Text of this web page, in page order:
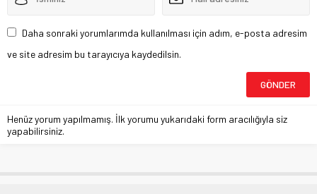
Daha sonraki yorumlarımda kullanılması için adım, e-posta adresim
ve site adresim bu tarayıcıya kaydedilsin.
Henüz yorum yapılmamış. İlk yorumu yukarıdaki form aracılığıyla siz
yapabilirsiniz.